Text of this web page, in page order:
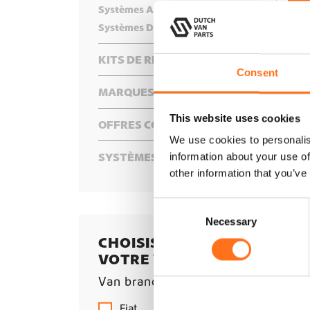
Consent
This website uses cookies
We use cookies to
information about your use
other information that
n
s
n
Necessary
Rangement En Hauteur
Bancs De Rangement
Revêtements
Systèmes Audio
Systèmes De Couchage
KITS DE RÉPARATION
MARQUES
ARB
BF Goodrich
Bravo
Dutchvanparts
Falcon
Ironman 4x4
OFFRES COMBINÉES
SYSTÈMES DE FIXATION
CHOISISSEZ
VOTRE VAN
Van brands